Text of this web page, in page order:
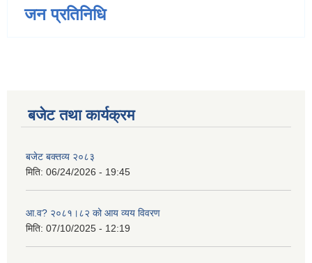
जन प्रतिनिधि
बजेट तथा कार्यक्रम
बजेट बक्तव्य २०८३
मिति: 06/24/2026 - 19:45
आ.व? २०८१।८२ को आय व्यय विवरण
मिति: 07/10/2025 - 12:19